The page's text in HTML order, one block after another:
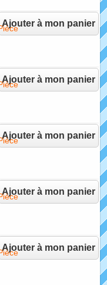
Ajouter à mon panier
Ajouter à mon panier
Ajouter à mon panier
Ajouter à mon panier
Ajouter à mon panier